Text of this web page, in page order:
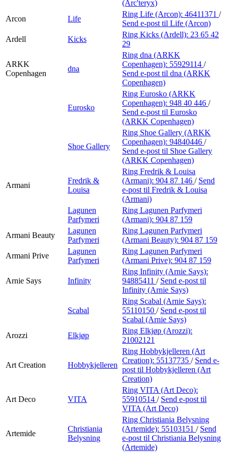
(Arc'teryx)
Arcon
Life
Ring Life (Arcon): 46411371 /
Send e-post til Life (Arcon)
Ardell
Kicks
Ring Kicks (Ardell): 23 65 42
29
ARKK
Copenhagen
dna
Ring dna (ARKK
Copenhagen): 55929114 /
Send e-post til dna (ARKK
Copenhagen)
Eurosko
Ring Eurosko (ARKK
Copenhagen): 948 40 446 /
Send e-post til Eurosko
(ARKK Copenhagen)
Shoe Gallery
Ring Shoe Gallery (ARKK
Copenhagen): 94840446 /
Send e-post til Shoe Gallery
(ARKK Copenhagen)
Armani
Fredrik &
Louisa
Ring Fredrik & Louisa
(Armani): 904 87 146 / Send
e-post til Fredrik & Louisa
(Armani)
Lagunen
Parfymeri
Ring Lagunen Parfymeri
(Armani): 904 87 159
Armani Beauty
Lagunen
Parfymeri
Ring Lagunen Parfymeri
(Armani Beauty): 904 87 159
Armani Prive
Lagunen
Parfymeri
Ring Lagunen Parfymeri
(Armani Prive): 904 87 159
Arnie Says Infinity
Ring Infinity (Arnie Says):
94885411 / Send e-post til
Infinity (Arnie Says)
Scabal
Ring Scabal (Arnie Says):
55110150 / Send e-post til
Scabal (Arnie Says)
Arozzi
Elkjøp
Ring Elkjøp (Arozzi):
21002121
Art Creation Hobbykjelleren
Ring Hobbykjelleren (Art
Creation): 55137735 / Send e-
post til Hobbykjelleren (Art
Creation)
Art Deco VITA
Ring VITA (Art Deco):
55910514 / Send e-post til
VITA (Art Deco)
Artemide
Christiania
Belysning
Ring Christiania Belysning
(Artemide): 55103151 / Send
e-post til Christiania Belysning
(Artemide)